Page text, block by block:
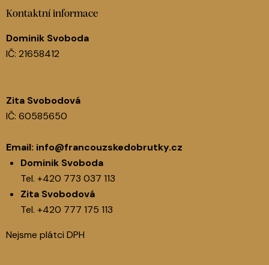
Kontaktní informace
Dominik Svoboda
IČ: 21658412
Zita Svobodová
IČ: 60585650
Email: info@francouzskedobrutky.cz
Dominik Svoboda
Tel. +420 773 037 113
Zita Svobodová
Tel. +420 777 175 113
Nejsme plátci DPH